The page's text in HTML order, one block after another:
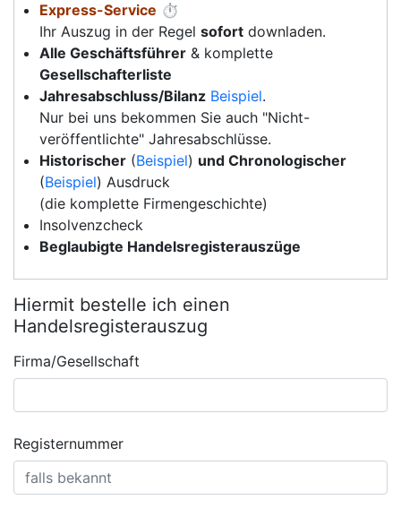
Express-Service ⏱️
Ihr Auszug in der Regel sofort downladen.
Alle Geschäftsführer & komplette
Gesellschafterliste
Jahresabschluss/Bilanz Beispiel.
Nur bei uns bekommen Sie auch "Nicht-
veröffentlichte" Jahresabschlüsse.
Historischer (Beispiel) und Chronologischer
(Beispiel) Ausdruck
(die komplette Firmengeschichte)
Insolvenzcheck
Beglaubigte Handelsregisterauszüge
Hiermit bestelle ich einen
Handelsregisterauszug
Firma/Gesellschaft
Registernummer